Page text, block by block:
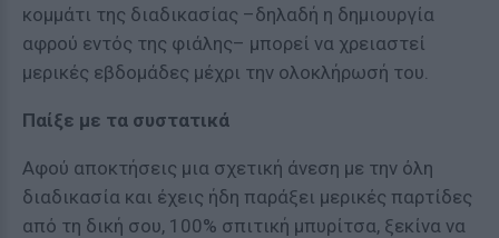
κομμάτι της διαδικασίας –δηλαδή η δημιουργία
αφρού εντός της φιάλης– μπορεί να χρειαστεί
μερικές εβδομάδες μέχρι την ολοκλήρωσή του.
Παίξε με τα συστατικά
Αφού αποκτήσεις μια σχετική άνεση με την όλη
διαδικασία και έχεις ήδη παράξει μερικές παρτίδες
από τη δική σου, 100% σπιτική μπυρίτσα, ξεκίνα να